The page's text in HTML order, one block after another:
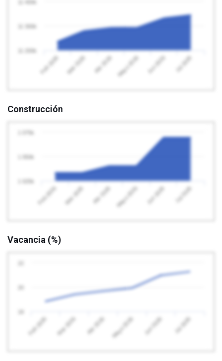
Feb 2026 Mar 2026 Abr 2026 Mayo 2026 Jun 2026 Jul 2026
Construcción
Feb 2026 Mar 2026 Abr 2026 Mayo 2026 Jun 2026 Jul 2026
Vacancia (%)
Feb 2026 Mar 2026 Abr 2026 Mayo 2026 Jun 2026 Jul 2026